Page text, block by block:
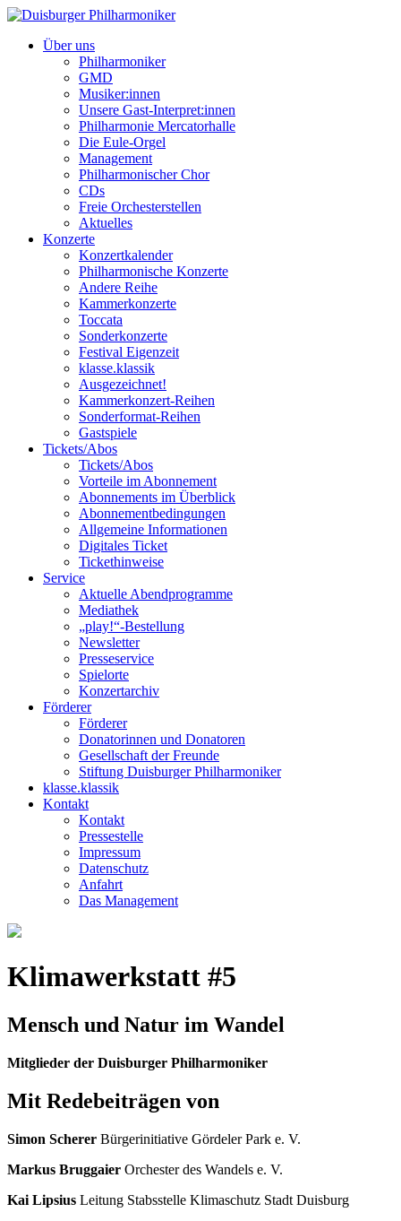
Über uns
Philharmoniker
GMD
Musiker:innen
Unsere Gast-Interpret:innen
Philharmonie Mercatorhalle
Die Eule-Orgel
Management
Philharmonischer Chor
CDs
Freie Orchesterstellen
Aktuelles
Konzerte
Konzertkalender
Philharmonische Konzerte
Andere Reihe
Kammerkonzerte
Toccata
Sonderkonzerte
Festival Eigenzeit
klasse.klassik
Ausgezeichnet!
Kammerkonzert-Reihen
Sonderformat-Reihen
Gastspiele
Tickets/Abos
Tickets/Abos
Vorteile im Abonnement
Abonnements im Überblick
Abonnement­bedingungen
Allgemeine Informationen
Digitales Ticket
Ticket­hinweise
Service
Aktuelle Abendprogramme
Mediathek
„play!“-Bestellung
Newsletter
Presseservice
Spielorte
Konzertarchiv
Förderer
Förderer
Donatorinnen und Donatoren
Gesellschaft der Freunde
Stiftung Duisburger Philharmoniker
klasse.klassik
Kontakt
Kontakt
Pressestelle
Impressum
Datenschutz
Anfahrt
Das Management
Klimawerkstatt #5
Mensch und Natur im Wandel
Mitglieder der Duisburger Philharmoniker
Mit Redebeiträgen von
Simon Scherer Bürgerinitiative Gördeler Park e. V.
Markus Bruggaier Orchester des Wandels e. V.
Kai Lipsius Leitung Stabsstelle Klimaschutz Stadt Duisburg